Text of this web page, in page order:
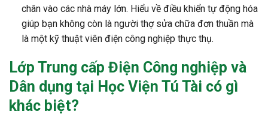
chân vào các nhà máy lớn. Hiểu về điều khiển tự động hóa
giúp bạn không còn là người thợ sửa chữa đơn thuần mà
là một kỹ thuật viên điện công nghiệp thực thụ.
Lớp Trung cấp Điện Công nghiệp và
Dân dụng tại Học Viện Tú Tài có gì
khác biệt?